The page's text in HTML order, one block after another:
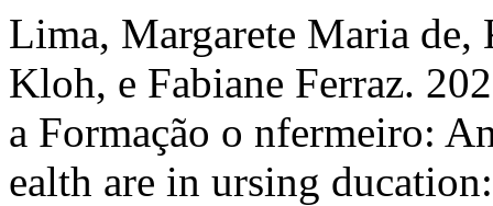
Lima, Margarete Maria
Kloh, e Fabiane Ferraz.
a Formação o nfermeiro:
ealth are in ursing